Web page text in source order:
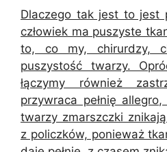
Dlaczego tak jest to jest
człowiek ma puszyste
to, co my, chirurdzy,
puszystość twarzy.
łączymy również
przywraca pełnię
twarzy zmarszczki
z policzków, ponieważ